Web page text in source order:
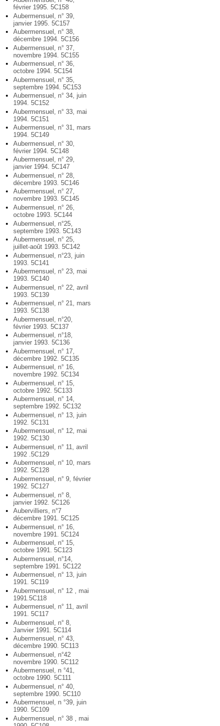
février 1995. 5C158
Aubermensuel, n° 39,
janvier 1995. 5C157
Aubermensuel, n° 38,
décembre 1994. 5C156
Aubermensuel, n° 37,
novembre 1994. 5C155
Aubermensuel, n° 36,
octobre 1994. 5C154
Aubermensuel, n° 35,
septembre 1994. 5C153
Aubermensuel, n° 34, juin
1994. 5C152
Aubermensuel, n° 33, mai
1994. 5C151
Aubermensuel, n° 31, mars
1994. 5C149
Aubermensuel, n° 30,
février 1994. 5C148
Aubermensuel, n° 29,
janvier 1994. 5C147
Aubermensuel, n° 28,
décembre 1993. 5C146
Aubermensuel, n° 27,
novembre 1993. 5C145
Aubermensuel, n° 26,
octobre 1993. 5C144
Aubermensuel, n°25,
septembre 1993. 5C143
Aubermensuel, n° 25,
juillet-août 1993. 5C142
Aubermensuel, n°23, juin
1993. 5C141
Aubermensuel, n° 23, mai
1993. 5C140
Aubermensuel, n° 22, avril
1993. 5C139
Aubermensuel, n° 21, mars
1993. 5C138
Aubermensuel, n°20,
février 1993. 5C137
Aubermensuel, n°18,
janvier 1993. 5C136
Aubermensuel, n° 17,
décembre 1992. 5C135
Aubermensuel, n° 16,
novembre 1992. 5C134
Aubermensuel, n° 15,
octobre 1992. 5C133
Aubermensuel, n° 14,
septembre 1992. 5C132
Aubermensuel, n° 13, juin
1992. 5C131
Aubermensuel, n° 12, mai
1992. 5C130
Aubermensuel, n° 11, avril
1992 .5C129
Aubermensuel, n° 10, mars
1992. 5C128
Aubermensuel, n° 9, février
1992. 5C127
Aubermensuel, n° 8,
janvier 1992. 5C126
Aubervilliers, n°7
décembre 1991. 5C125
Aubermensuel, n° 16,
novembre 1991. 5C124
Aubermensuel, n° 15,
octobre 1991. 5C123
Aubermensuel, n°14,
septembre 1991. 5C122
Aubermensuel, n° 13, juin
1991. 5C119
Aubermensuel, n° 12 , mai
1991.5C118
Aubermensuel, n° 11, avril
1991. 5C117
Aubermensuel, n° 8,
Janvier 1991. 5C114
Aubermensuel, n° 43,
décembre 1990. 5C113
Aubermensuel, n°42
novembre 1990. 5C112
Aubermensuel, n °41,
octobre 1990. 5C111
Aubermensuel, n° 40,
septembre 1990. 5C110
Aubermensuel, n °39, juin
1990. 5C109
Aubermensuel, n° 38 , mai